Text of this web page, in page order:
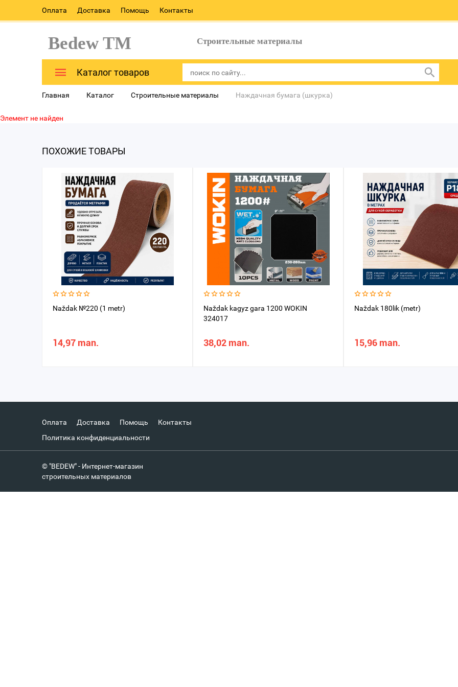
Оплата Доставка Помощь Контакты
Bedew TM Строительные материалы
Каталог товаров
Главная Каталог Строительные материалы Наждачная бумага (шкурка)
Элемент не найден
ПОХОЖИЕ ТОВАРЫ
Naždak №220 (1 metr)
14,97 man.
Naždak kagyz gara 1200 WOKIN
324017
38,02 man.
Naždak 180lik (metr)
15,96 man.
Оплата Доставка Помощь
Контакты
Политика конфиденциальности
© "BEDEW" - Интернет-магазин
строительных материалов